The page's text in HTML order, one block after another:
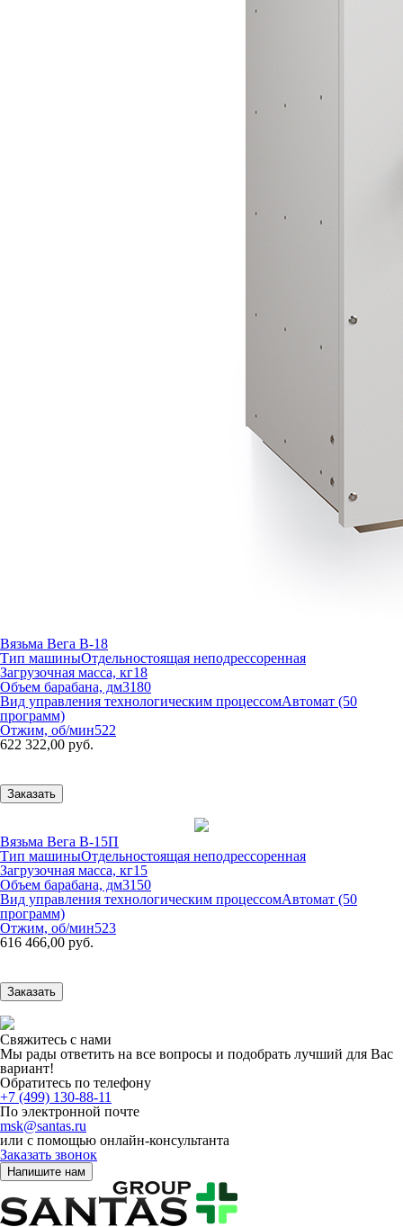
Вязьма Вега В-18
Тип машиныОтдельностоящая неподрессоренная
Загрузочная масса, кг18
Объем барабана, дм3180
Вид управления технологическим процессомАвтомат (50
программ)
Отжим, об/мин522
622 322,00 руб.
Заказать
Вязьма Вега В-15П
Тип машиныОтдельностоящая неподрессоренная
Загрузочная масса, кг15
Объем барабана, дм3150
Вид управления технологическим процессомАвтомат (50
программ)
Отжим, об/мин523
616 466,00 руб.
Заказать
Свяжитесь с нами
Мы рады ответить на все вопросы и подобрать лучший для Вас
вариант!
Обратитесь по телефону
+7 (499) 130-88-11
По электронной почте
msk@santas.ru
или с помощью онлайн-консультанта
Заказать звонок
Напишите нам